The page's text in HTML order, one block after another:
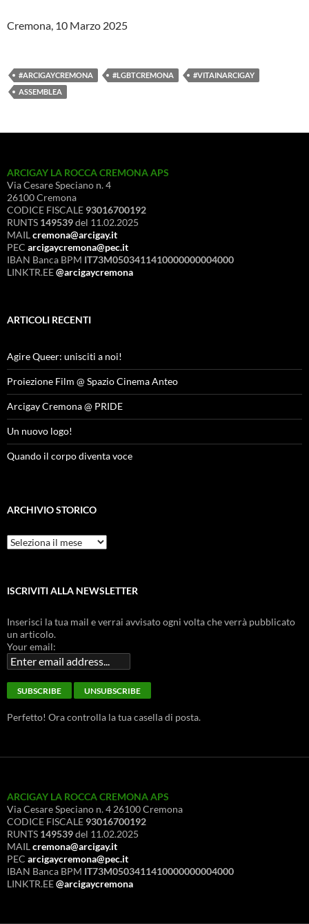
Cremona, 10 Marzo 2025
#ARCIGAYCREMONA #LGBTCREMONA
#VITAINARCIGAY
ASSEMBLEA
ARCIGAY LA ROCCA CREMONA APS
Via Cesare Speciano n. 4
26100 Cremona
CODICE FISCALE 93016700192
RUNTS 149539del 11.02.2025
MAIL cremona@arcigay.it
PEC arcigaycremona@pec.it
IBAN Banca BPM IT73M0503411410000000004000
LINKTR.EE@arcigaycremona
ARTICOLI RECENTI
Agire Queer: unisciti a noi!
Proiezione Film @ Spazio Cinema Anteo
Arcigay Cremona @ PRIDE
Un nuovo logo!
Quando il corpo diventa voce
ARCHIVIO STORICO
Archivio
Storico
ISCRIVITI ALLA NEWSLETTER
Inserisci la tua mail e verrai avvisato ogni volta che verrà pubblicato
un articolo.
Your email:
Perfetto! Ora controlla la tua casella di posta.
ARCIGAY LA ROCCA CREMONA APS
Via Cesare Speciano n. 4 26100 Cremona
CODICE FISCALE 93016700192
RUNTS 149539del 11.02.2025
MAIL cremona@arcigay.it
PEC arcigaycremona@pec.it
IBAN Banca BPM IT73M0503411410000000004000
LINKTR.EE@arcigaycremona